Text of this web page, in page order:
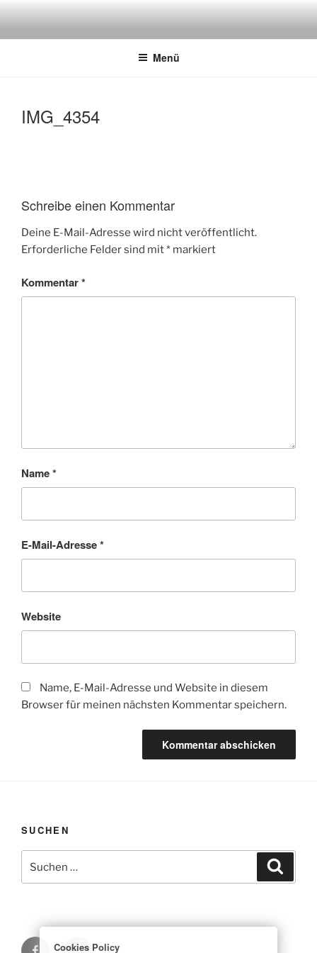
springen
Menü
IMG_4354
Schreibe einen Kommentar
Deine E-Mail-Adresse wird nicht veröffentlicht.
Erforderliche Felder sind mit* markiert
Kommentar*
Name*
E-Mail-Adresse*
Website
Name, E-Mail-Adresse und Website in diesem
Browser für meinen nächsten Kommentar speichern.
SUCHEN
nach:
Facebook
E-
Cookies Policy